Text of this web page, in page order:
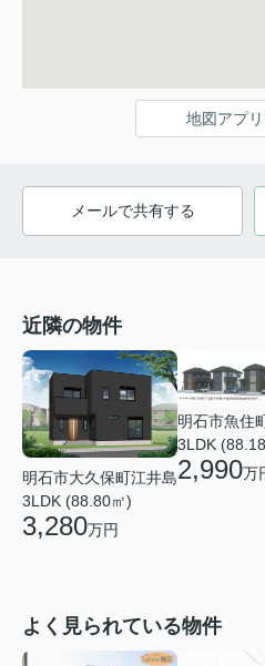
地図アプ
メールで共有する
近隣の物件
明石市大久保町江井島
3LDK (88.80㎡)
3,280万円
明石市魚住
3LDK
2,990万
よく見られている物件